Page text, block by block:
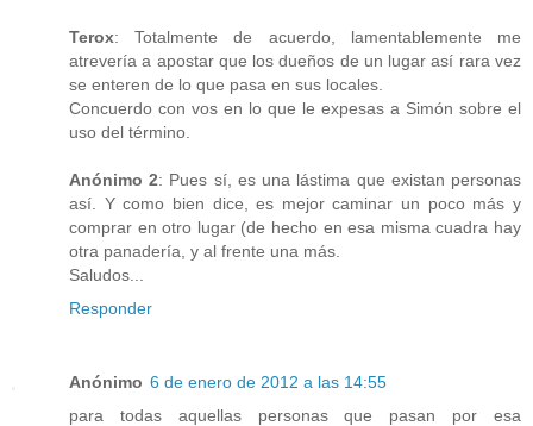
Terox: Totalmente de acuerdo, lamentablemente me
atrevería a apostar que los dueños de un lugar así rara vez
se enteren de lo que pasa en sus locales.
Concuerdo con vos en lo que le expesas a Simón sobre el
uso del término.
Anónimo 2: Pues sí, es una lástima que existan personas
así. Y como bien dice, es mejor caminar un poco más y
comprar en otro lugar (de hecho en esa misma cuadra hay
otra panadería, y al frente una más.
Saludos...
Responder
Anónimo 6 de enero de 2012 a las 14:55
para todas aquellas personas que pasan por esa